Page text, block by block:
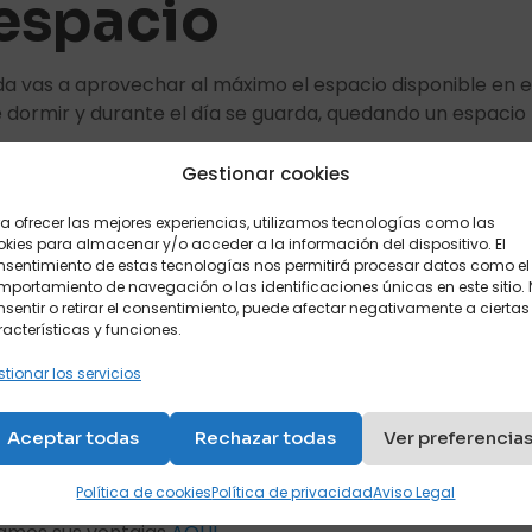
Gestionar cookies
ofrecer las mejores experiencias, utilizamos tecnologías como las
para almacenar y/o acceder a la información del dispositivo. El
de estas tecnologías nos permitirá procesar datos como el
de navegación o las identificaciones únicas en este sitio.
o retirar el consentimiento, puede afectar negativamente a ciertas
y funciones.
los servicios
Aceptar todas Rechazar todas Ver preferencias
Política de cookiesPolítica de privacidadAviso Legal
vas a aprovechar al máximo el espacio disponible en
y durante el día se guarda, quedando un
es que estas camas nido se pueden utilizar desde
se haga adulto y se independice.
que las de arriba, son exactamente iguales
tecnologías han evolucionado sobremanera y